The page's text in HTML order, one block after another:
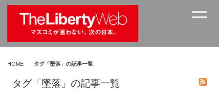
HOME タグ「墜落」の記事一覧
タグ「墜落」の記事一覧